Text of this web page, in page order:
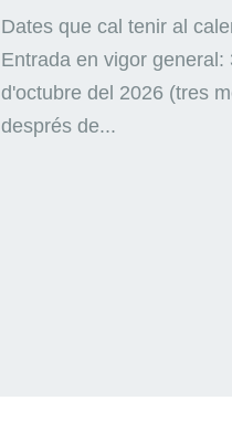
Dates que cal tenir al
Entrada en vigor general:
d'octubre del 2026 (tres
després de...